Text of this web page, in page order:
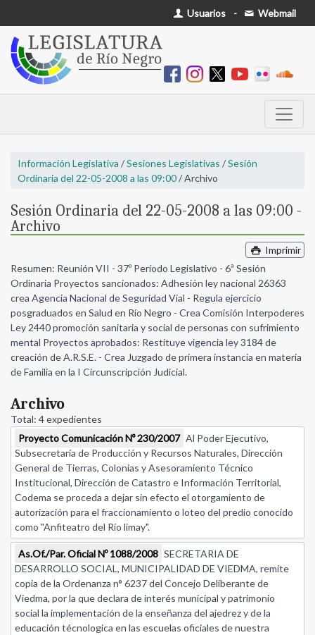
Usuarios - Webmail
Información Legislativa /Sesiones Legislativas /Sesión
Ordinaria del 22-05-2008 a las 09:00/ Archivo
Sesión Ordinaria del 22-05-2008 a las 09:00 -
Archivo
Imprimir
Resumen: Reunión VII - 37º Período Legislativo - 6ª Sesión
Ordinaria Proyectos sancionados: Adhesión ley nacional 26363
crea Agencia Nacional de Seguridad Vial - Regula ejercicio
posgraduados en Salud en Río Negro - Crea Comisión Interpoderes
Ley 2440 promoción sanitaria y social de personas con sufrimiento
mental Proyectos aprobados: Restituye vigencia ley 3184 de
creación de A.R.S.E. - Crea Juzgado de primera instancia en materia
de Familia en la I Circunscripción Judicial.
Archivo
Total: 4 expedientes
Proyecto Comunicación Nº 230/2007 Al Poder Ejecutivo,
Subsecretaría de Producción y Recursos Naturales, Dirección
General de Tierras, Colonias y Asesoramiento Técnico
Institucional, Dirección de Catastro e Información Territorial,
Codema se proceda a dejar sin efecto el otorgamiento de
autorización para el fraccionamiento o loteo del predio conocido
como "Anfiteatro del Río limay".
As.Of./Par. Oficial Nº 1088/2008 SECRETARIA DE
DESARROLLO SOCIAL, MUNICIPALIDAD DE VIEDMA, remite
copia de la Ordenanza n° 6237 del Concejo Deliberante de
Viedma, por la que declara de interés municipal y patrimonio
social la implementación de la enseñanza del ajedrez y de la
educación técnologica en las escuelas oficiales de nuestra